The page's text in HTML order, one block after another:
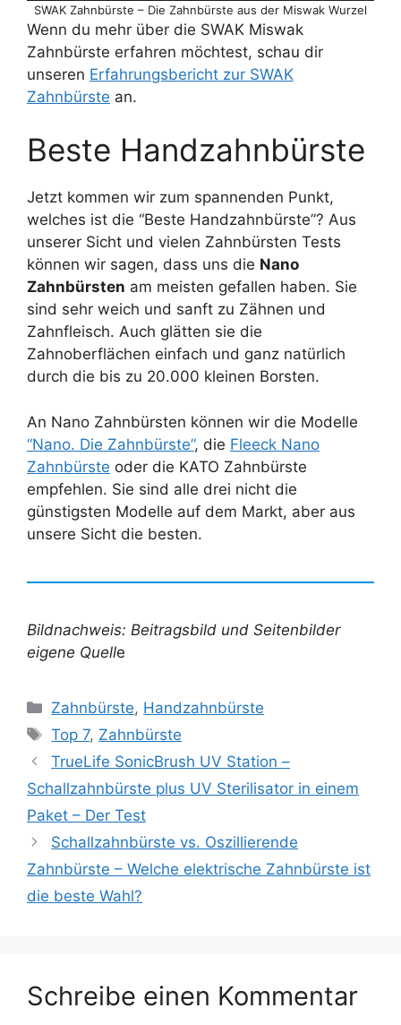
SWAK Zahnbürste – Die Zahnbürste aus der Miswak Wurzel
Wenn du mehr über die SWAK Miswak
Zahnbürste erfahren möchtest, schau dir
unseren Erfahrungsbericht zur SWAK
Zahnbürste an.
Beste Handzahnbürste
Jetzt kommen wir zum spannenden Punkt,
welches ist die “Beste Handzahnbürste”? Aus
unserer Sicht und vielen Zahnbürsten Tests
können wir sagen, dass uns die Nano
Zahnbürsten am meisten gefallen haben. Sie
sind sehr weich und sanft zu Zähnen und
Zahnfleisch. Auch glätten sie die
Zahnoberflächen einfach und ganz natürlich
durch die bis zu 20.000 kleinen Borsten.
An Nano Zahnbürsten können wir die Modelle
“Nano. Die Zahnbürste”, die Fleeck Nano
Zahnbürste oder die KATO Zahnbürste
empfehlen. Sie sind alle drei nicht die
günstigsten Modelle auf dem Markt, aber aus
unsere Sicht die besten.
Bildnachweis: Beitragsbild und Seitenbilder
eigene Quelle
Kategorien
Zahnbürste, Handzahnbürste
Schlagwörter
Top 7, Zahnbürste
TrueLife SonicBrush UV Station –
Schallzahnbürste plus UV Sterilisator in einem
Paket – Der Test
Schallzahnbürste vs. Oszillierende
Zahnbürste – Welche elektrische Zahnbürste ist
die beste Wahl?
Schreibe einen Kommentar